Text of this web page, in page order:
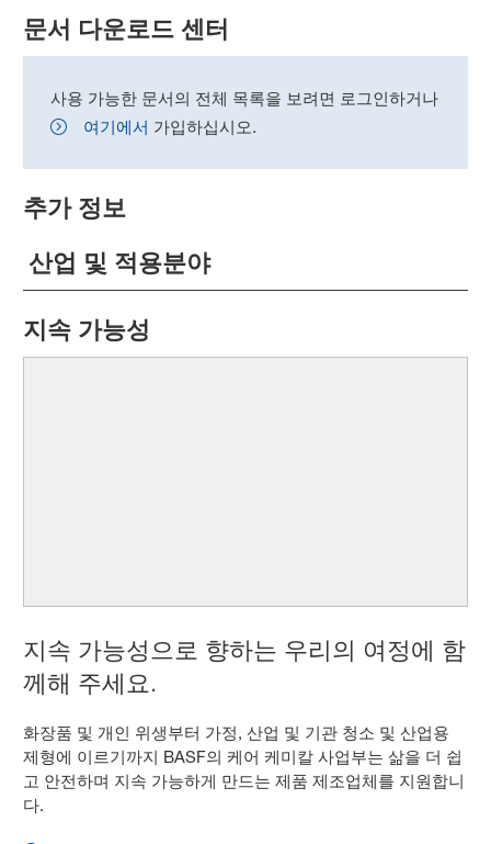
문서 다운로드 센터
사용 가능한 문서의 전체 목록을 보려면 로그인하거나
여기에서 가입하십시오.
추가 정보
산업 및 적용분야
지속 가능성
지속 가능성으로 향하는 우리의 여정에 함
께해 주세요.
화장품 및 개인 위생부터 가정, 산업 및 기관 청소 및 산업용
제형에 이르기까지 BASF의 케어 케미칼 사업부는 삶을 더 쉽
고 안전하며 지속 가능하게 만드는 제품 제조업체를 지원합니
다.